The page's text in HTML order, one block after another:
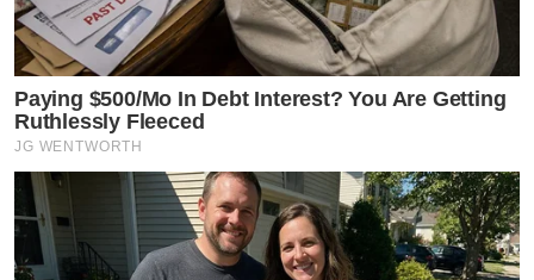
Paying $500/Mo In Debt Interest? You Are Getting
Ruthlessly Fleeced
JG WENTWORTH